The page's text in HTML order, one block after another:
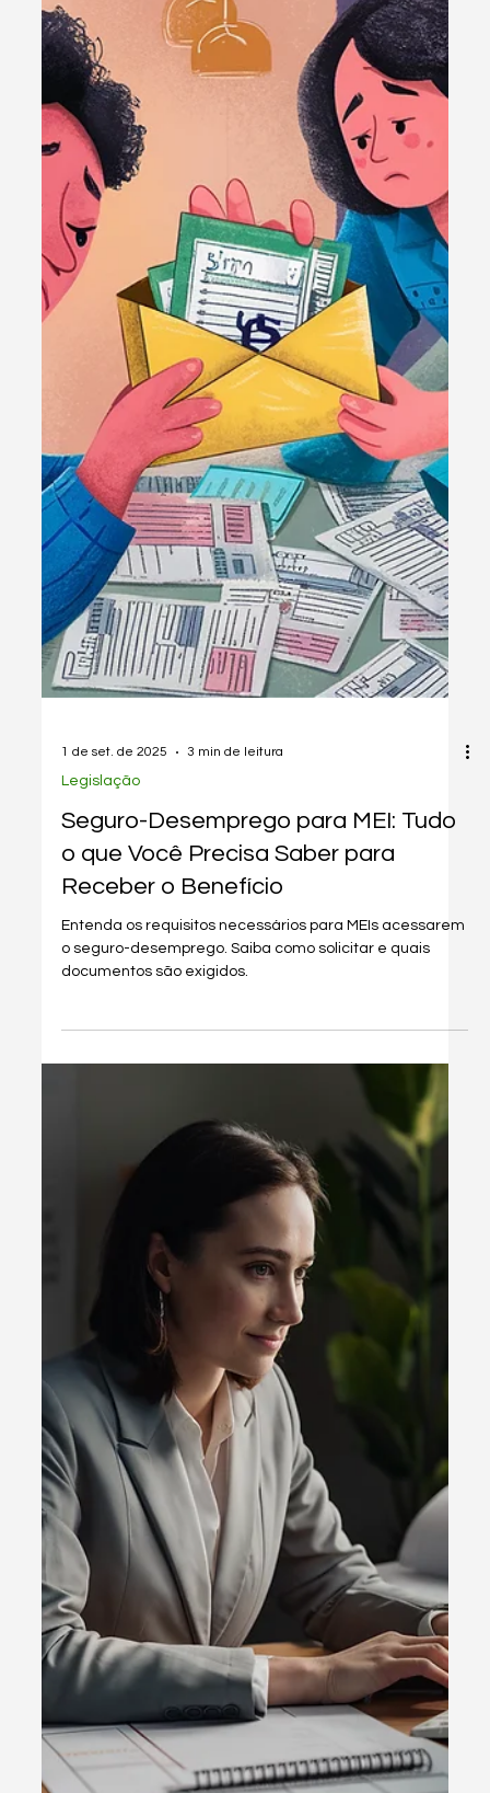
1 de set. de 2025 2 min de leitura
Legislação
Perdi o Prazo DASN SIMEI: O que
fazer agora?
Entenda as consequências de perder o prazo DASN
SIMEI e veja quais passos tomar para regularizar sua
situação.
1 de set. de 2025 3 min de leitura
Legislação
Seguro-Desemprego para MEI: Tudo
o que Você Precisa Saber para
Receber o Benefício
Entenda os requisitos necessários para MEIs acessarem
o seguro-desemprego. Saiba como solicitar e quais
documentos são exigidos.